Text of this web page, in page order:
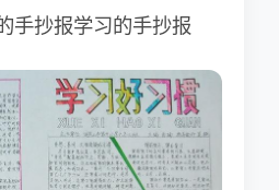
手抄报学习的手抄报